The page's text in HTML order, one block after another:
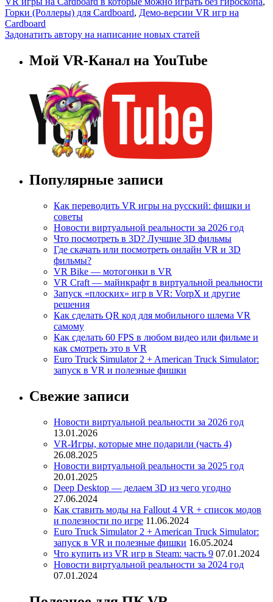
Горки (Роллеры) для Cardboard, Демо-версии VR игр на
Cardboard
Задонатить автору на написание новых статей
Мой VR-Канал на YouTube
Популярные записи
Как переводить VR игры на русский: фишки и
советы
Новости виртуальной реальности за 2026 год
Что посмотреть в 3D? Лучшие 3D фильмы
Где скачать или посмотреть онлайн VR и 3D
фильмы?
VR Bike — мотогонки в VR
VR Craft — майнкрафт в виртуальной реальности
Запуск «плоских» игр в VR: VorpX и другие
решения
Как сделать QR код для мобильного шлема VR
самому
Как сделать 60 FPS в любом видео или фильме и
как смотреть это в VR
Euro Truck Simulator 2 + American Truck Simulator:
запуск в VR и полезные фишки
Свежие записи
Новости виртуальной реальности за 2026 год
13.01.2026
VR-Игры, которые мне подарили (часть 4)
26.08.2025
Новости виртуальной реальности за 2025 год
20.01.2025
Deep Desktop — делаем 3D из чего угодно
27.06.2024
Как ставить моды на Fallout 4 VR + список модов
и полезности по игре 11.06.2024
Euro Truck Simulator 2 + American Truck Simulator:
запуск в VR и полезные фишки 16.05.2024
Что купить из VR игр в Steam: часть 9 07.01.2024
Новости виртуальной реальности за 2024 год
07.01.2024